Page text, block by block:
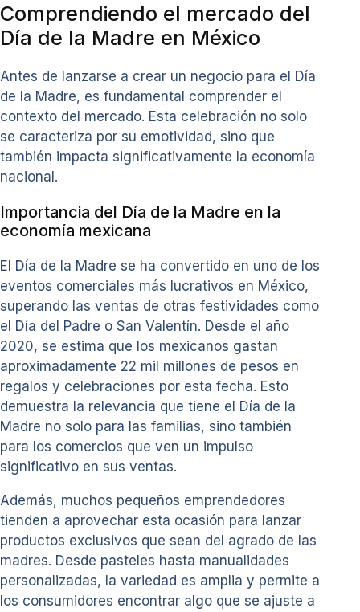
Comprendiendo el mercado del
Día de la Madre en México
Antes de lanzarse a crear un negocio para el Día
de la Madre, es fundamental comprender el
contexto del mercado. Esta celebración no solo
se caracteriza por su emotividad, sino que
también impacta significativamente la economía
nacional.
Importancia del Día de la Madre en la
economía mexicana
El Día de la Madre se ha convertido en uno de los
eventos comerciales más lucrativos en México,
superando las ventas de otras festividades como
el Día del Padre o San Valentín. Desde el año
2020, se estima que los mexicanos gastan
aproximadamente 22 mil millones de pesos en
regalos y celebraciones por esta fecha. Esto
demuestra la relevancia que tiene el Día de la
Madre no solo para las familias, sino también
para los comercios que ven un impulso
significativo en sus ventas.
Además, muchos pequeños emprendedores
tienden a aprovechar esta ocasión para lanzar
productos exclusivos que sean del agrado de las
madres. Desde pasteles hasta manualidades
personalizadas, la variedad es amplia y permite a
los consumidores encontrar algo que se ajuste a